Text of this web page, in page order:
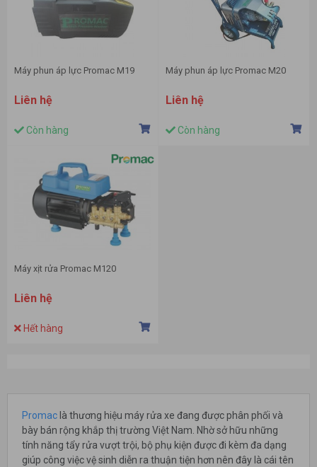
Máy phun áp lực Promac M19
Liên hệ
Còn hàng
Máy phun áp lực Promac M20
Liên hệ
Còn hàng
Máy xịt rửa Promac M120
Liên hệ
Hết hàng
Promac là thương hiệu máy rửa xe đang được phân phối và
bày bán rộng khắp thị trường Việt Nam. Nhờ sở hữu những
tính năng tẩy rửa vượt trội, bộ phụ kiện được đi kèm đa dạng
giúp công việc vệ sinh diễn ra thuận tiện hơn nên đây là cái tên